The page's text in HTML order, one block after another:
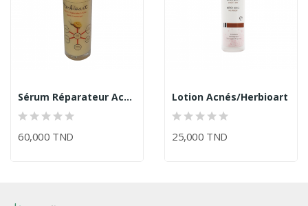
Sérum Réparateur Acné - Bave D'Escargot/Herbioart
60,000 TND
Lotion Acnés/Herbioart
25,000 TND